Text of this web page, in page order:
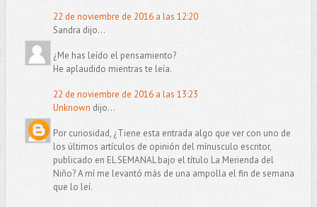
22 de noviembre de 2016 a las 12:20
Sandra dijo...
¿Me has leído el pensamiento?
He aplaudido mientras te leía.
22 de noviembre de 2016 a las 13:23
Unknown dijo...
Por curiosidad, ¿Tiene esta entrada algo que ver con uno de
los últimos artículos de opinión del mínusculo escritor,
publicado en EL SEMANAL bajo el título La Merienda del
Niño? A mí me levantó más de una ampolla el fin de semana
que lo leí.